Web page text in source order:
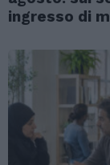
ingresso di